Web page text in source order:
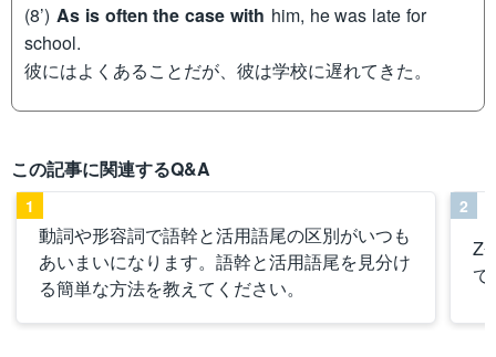
(8’) As is often the case with him, he was late for
school.
彼にはよくあることだが、彼は学校に遅れてきた。
この記事に関連するQ&A
動詞や形容詞で語幹と活用語尾の区別がいつも
あいまいになります。語幹と活用語尾を見分け
る簡単な方法を教えてください。
1
Z
て
2